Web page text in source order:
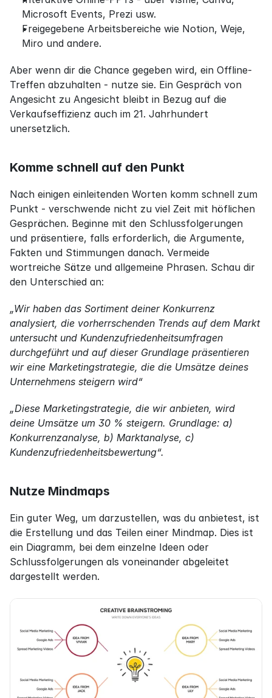
Microsoft Events, Prezi usw.
Freigegebene Arbeitsbereiche wie Notion, Weje,
Miro und andere.
Aber wenn dir die Chance gegeben wird, ein Offline-
Treffen abzuhalten - nutze sie. Ein Gespräch von
Angesicht zu Angesicht bleibt in Bezug auf die
Verkaufseffizienz auch im 21. Jahrhundert
unersetzlich.
Komme schnell auf den Punkt
Nach einigen einleitenden Worten komm schnell zum
Punkt - verschwende nicht zu viel Zeit mit höflichen
Gesprächen. Beginne mit den Schlussfolgerungen
und präsentiere, falls erforderlich, die Argumente,
Fakten und Stimmungen danach. Vermeide
wortreiche Sätze und allgemeine Phrasen. Schau dir
den Unterschied an:
„Wir haben das Sortiment deiner Konkurrenz
analysiert, die vorherrschenden Trends auf dem Markt
untersucht und Kundenzufriedenheitsumfragen
durchgeführt und auf dieser Grundlage präsentieren
wir eine Marketingstrategie, die die Umsätze deines
Unternehmens steigern wird“
„Diese Marketingstrategie, die wir anbieten, wird
deine Umsätze um 30 % steigern. Grundlage: a)
Konkurrenzanalyse, b) Marktanalyse, c)
Kundenzufriedenheitsbewertung“.
Nutze Mindmaps
Ein guter Weg, um darzustellen, was du anbietest, ist
die Erstellung und das Teilen einer Mindmap. Dies ist
ein Diagramm, bei dem einzelne Ideen oder
Schlussfolgerungen als voneinander abgeleitet
dargestellt werden.